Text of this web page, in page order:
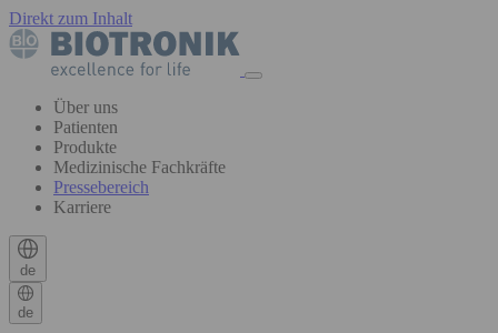
Direkt zum Inhalt
Über uns
Patienten
Produkte
Medizinische Fachkräfte
Pressebereich
Karriere
de
de